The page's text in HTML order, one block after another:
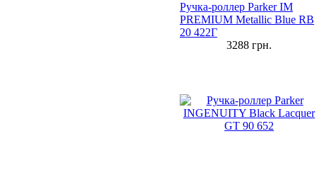
Ручка-роллер Parker IM
PREMIUM Metallic Blue RB
20 422Г
3288 грн.